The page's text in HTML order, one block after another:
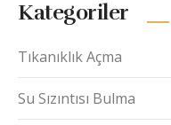
Kategoriler
Tıkanıklık Açma
Su Sızıntısı Bulma